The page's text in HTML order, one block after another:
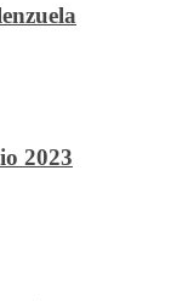
2023